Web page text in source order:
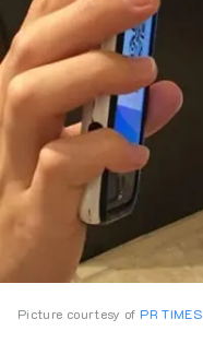
Picture courtesy of PR TIMES